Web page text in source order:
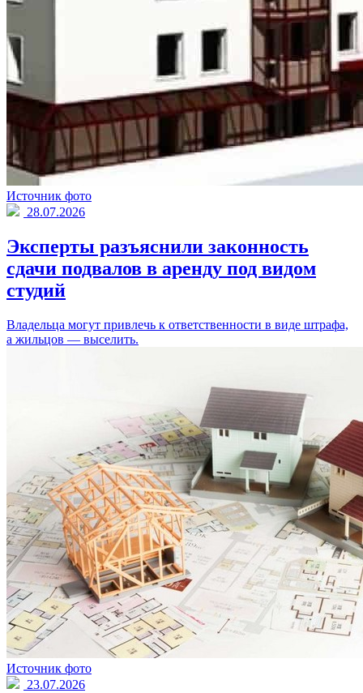
Источник фото
28.07.2026
Эксперты разъяснили законность
сдачи подвалов в аренду под видом
студий
Владельца могут привлечь к ответственности в виде штрафа,
а жильцов — выселить.
Источник фото
23.07.2026